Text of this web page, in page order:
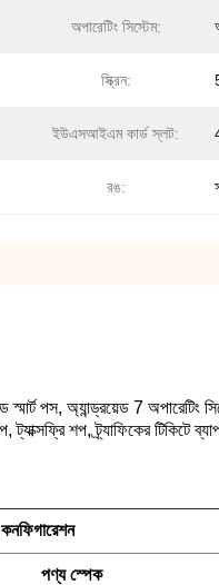
অপারেটিং সিস্টেম:
স্ক্রিন:
ইউএসআইএম কার্ড স্লট:
রঙ:
পস, অ্যান্ড্রয়েড 7 অপারেটিং
শপ, ট্র্যাফিকের টিকিটে
পণ্য স্পেক